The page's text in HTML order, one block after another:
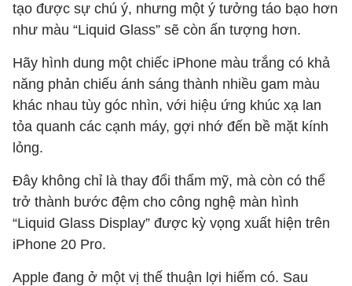
tạo được sự chú ý, nhưng một ý tưởng táo bạo hơn
như màu “Liquid Glass” sẽ còn ấn tượng hơn.
Hãy hình dung một chiếc iPhone màu trắng có khả
năng phản chiếu ánh sáng thành nhiều gam màu
khác nhau tùy góc nhìn, với hiệu ứng khúc xạ lan
tỏa quanh các cạnh máy, gợi nhớ đến bề mặt kính
lỏng.
Đây không chỉ là thay đổi thẩm mỹ, mà còn có thể
trở thành bước đệm cho công nghệ màn hình
“Liquid Glass Display” được kỳ vọng xuất hiện trên
iPhone 20 Pro.
Apple đang ở một vị thế thuận lợi hiếm có. Sau